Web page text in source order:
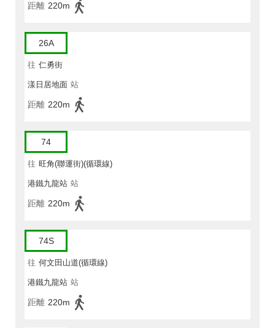
距離 220m
26A
往 仁勇街
漾日居地面 站
距離 220m
74
往 旺角(聯運街)(循環線)
港鐵九龍站 站
距離 220m
74S
往 何文田山道(循環線)
港鐵九龍站 站
距離 220m